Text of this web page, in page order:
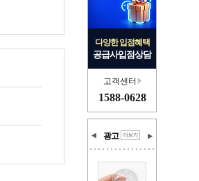
다양한 입점혜택
공급사입점상담
고객센터
1588-0628
광고